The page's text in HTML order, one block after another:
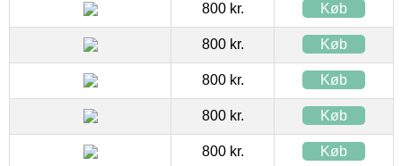
800 kr. Køb
800 kr. Køb
800 kr. Køb
800 kr. Køb
800 kr. Køb